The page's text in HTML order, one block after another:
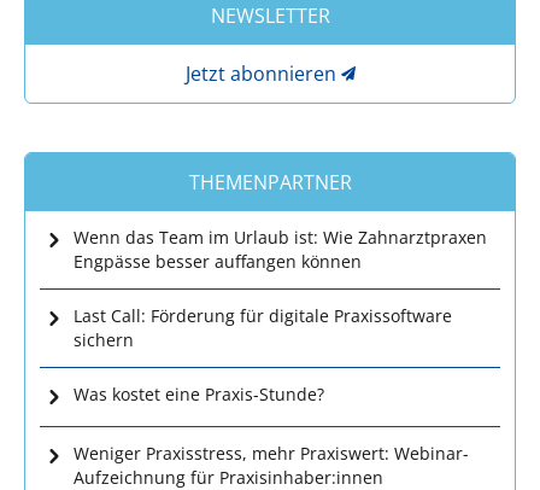
NEWSLETTER
Jetzt abonnieren
THEMENPARTNER
Wenn das Team im Urlaub ist: Wie Zahnarztpraxen
Engpässe besser auffangen können
Last Call: Förderung für digitale Praxissoftware
sichern
Was kostet eine Praxis-Stunde?
Weniger Praxisstress, mehr Praxiswert: Webinar-
Aufzeichnung für Praxisinhaber:innen